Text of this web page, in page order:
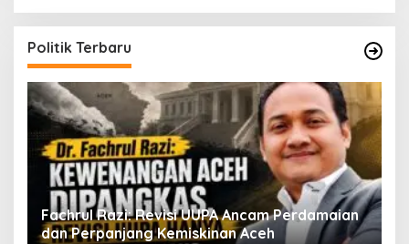
Politik Terbaru
Fachrul Razi: Revisi UUPA Ancam Perdamaian
dan Perpanjang Kemiskinan Aceh